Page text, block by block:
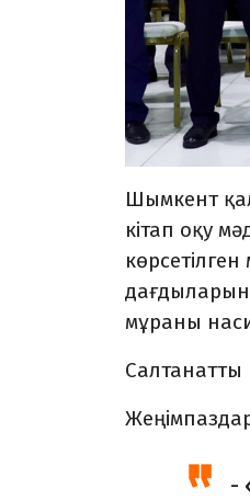
Шымкент
кітап оқу
мұраны
Салтанатты
-